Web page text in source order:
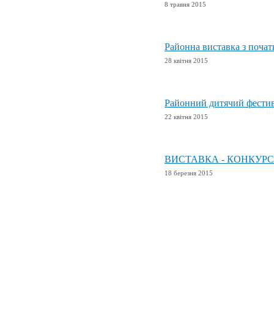
8 травня 2015
Районна виставка з
28 квітня 2015
Районний дитячий
22 квітня 2015
ВИСТАВКА -
18 березня 2015